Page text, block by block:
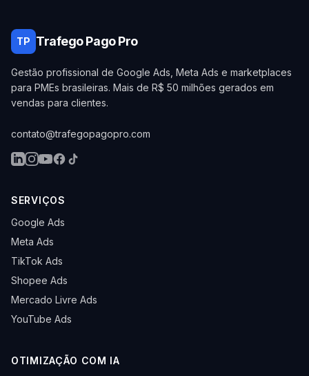
TP Trafego Pago Pro
Gestão profissional de Google Ads, Meta Ads e marketplaces
para PMEs brasileiras. Mais de R$ 50 milhões gerados em
vendas para clientes.
contato@trafegopagopro.com
SERVIÇOS
Google Ads
Meta Ads
TikTok Ads
Shopee Ads
Mercado Livre Ads
YouTube Ads
OTIMIZAÇÃO COM IA